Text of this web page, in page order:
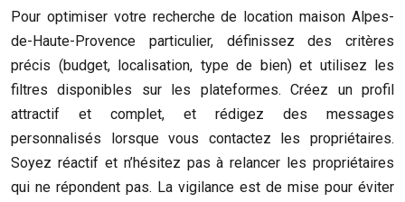
Pour optimiser votre recherche de location maison Alpes-
de-Haute-Provence particulier, définissez des critères
précis (budget, localisation, type de bien) et utilisez les
filtres disponibles sur les plateformes. Créez un profil
attractif et complet, et rédigez des messages
personnalisés lorsque vous contactez les propriétaires.
Soyez réactif et n’hésitez pas à relancer les propriétaires
qui ne répondent pas. La vigilance est de mise pour éviter